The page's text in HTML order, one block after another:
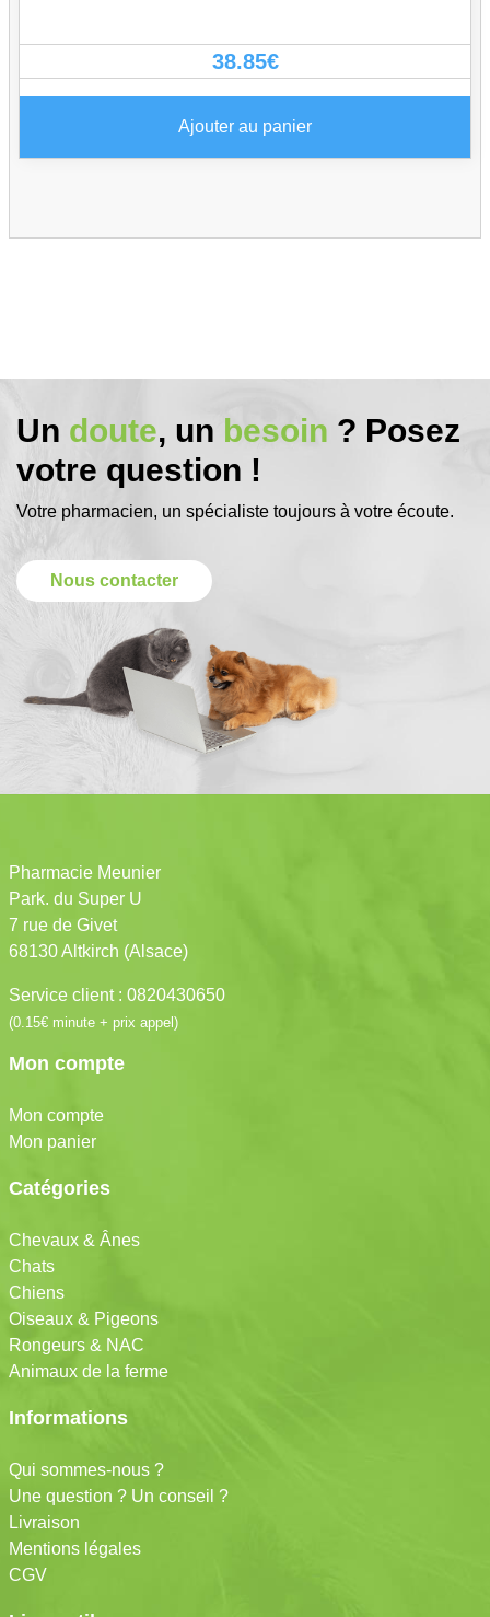
38.85€
Ajouter au panier
Un doute, un besoin ? Posez
votre question !
Votre pharmacien, un spécialiste toujours à votre écoute.
Nous contacter
Pharmacie Meunier
Park. du Super U
7 rue de Givet
68130 Altkirch (Alsace)
Service client : 0820430650
(0.15€ minute + prix appel)
Mon compte
Mon compte
Mon panier
Catégories
Chevaux & Ânes
Chats
Chiens
Oiseaux & Pigeons
Rongeurs & NAC
Animaux de la ferme
Informations
Qui sommes-nous ?
Une question ? Un conseil ?
Livraison
Mentions légales
CGV